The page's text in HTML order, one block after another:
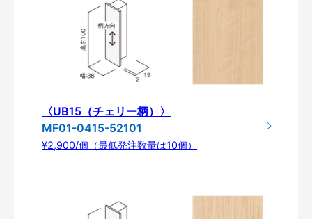
〈UB15（チェリー柄）〉
MF01-0415-52101
¥2,900/個（最低発注数量は10個）